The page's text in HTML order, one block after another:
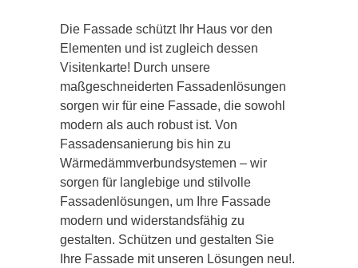
Die Fassade schützt Ihr Haus vor den
Elementen und ist zugleich dessen
Visitenkarte! Durch unsere
maßgeschneiderten Fassadenlösungen
sorgen wir für eine Fassade, die sowohl
modern als auch robust ist. Von
Fassadensanierung bis hin zu
Wärmedämmverbundsystemen – wir
sorgen für langlebige und stilvolle
Fassadenlösungen, um Ihre Fassade
modern und widerstandsfähig zu
gestalten. Schützen und gestalten Sie
Ihre Fassade mit unseren Lösungen neu!.